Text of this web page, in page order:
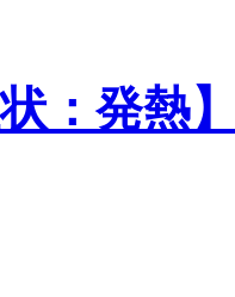
状：発熱